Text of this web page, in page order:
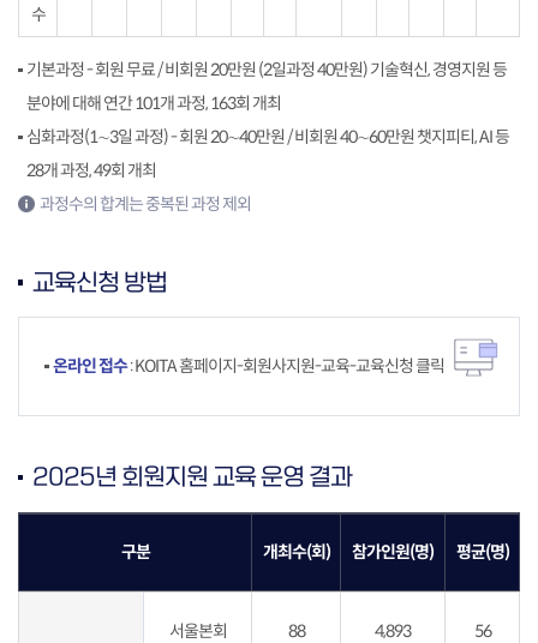
수
기본과정 - 회원 무료 / 비회원 20만원 (2일과정 40만원) 기술혁신, 경영지원 등
분야에 대해 연간 101개 과정, 163회 개최
심화과정(1∼3일 과정) - 회원 20∼40만원 / 비회원 40∼60만원 챗지피티, AI 등
28개 과정, 49회 개최
과정수의 합계는 중복된 과정 제외
교육신청 방법
온라인 접수: KOITA 홈페이지-회원사지원-교육-교육신청 클릭
2025년 회원지원 교육 운영 결과
구분 개최수(회) 참가인원(명) 평균(명)
서울본회 88 4,893 56